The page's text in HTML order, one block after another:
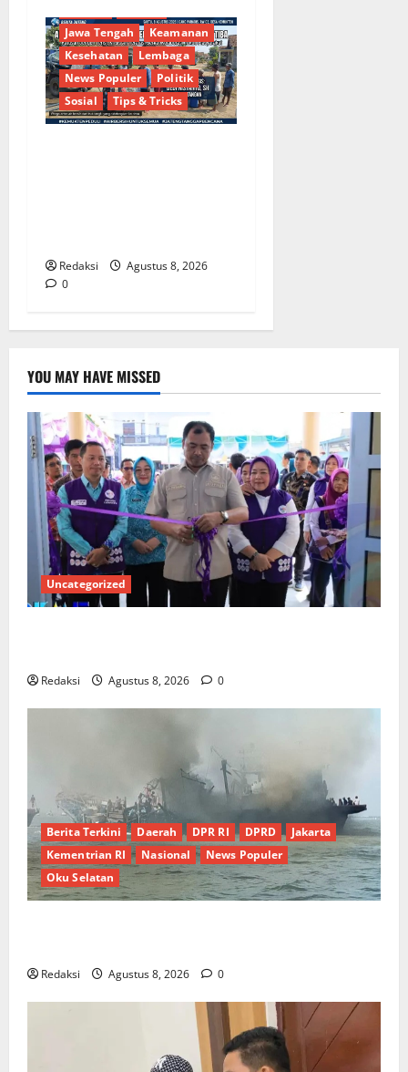
Jawa Tengah
Keamanan
Kesehatan
Lembaga
News Populer
Politik
Sosial
Tips & Tricks
Redaksi
Agustus 8, 2026
0
YOU MAY HAVE MISSED
Uncategorized
Redaksi Agustus 8, 2026 0
Berita Terkini Daerah DPR RI DPRD
Jakarta
Kementrian RI
Nasional
News Populer
Oku Selatan
Redaksi Agustus 8, 2026 0